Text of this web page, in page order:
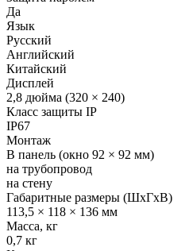
Да
Язык
Русский
Английский
Китайский
Дисплей
2,8 дюйма (320 × 240)
Класс защиты IP
IP67
Монтаж
В панель (окно 92 × 92 мм)
на трубопровод
на стену
Габаритные размеры (ШxГхВ)
113,5 × 118 × 136 мм
Масса, кг
0,7 кг